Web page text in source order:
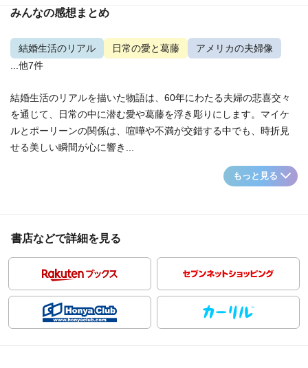
みんなの感想まとめ
結婚生活のリアル 日常の愛と葛藤
アメリカの夫婦像
...他7件
結婚生活のリアルを描いた物語は、60年にわたる夫婦の悲喜交々
を通じて、日常の中に潜む愛や葛藤を浮き彫りにします。マイケ
ルとポーリーンの関係は、喧嘩や不満が交錯する中でも、時折見
せる美しい瞬間が心に響き...
もっと見る
書店などで詳細を見る